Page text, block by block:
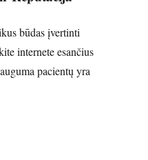
būdas įvertinti
internete esančius
pacientų yra